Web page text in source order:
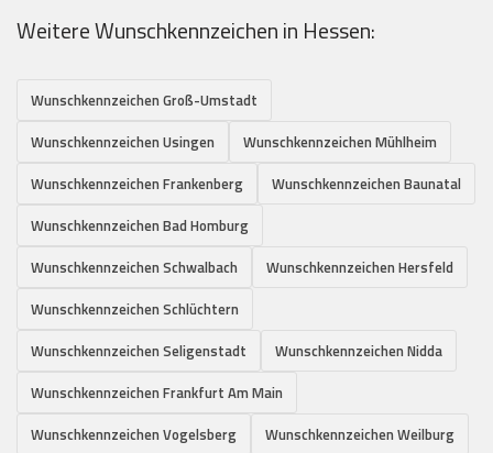
Weitere Wunschkennzeichen in Hessen:
Wunschkennzeichen Groß-Umstadt
Wunschkennzeichen Usingen
Wunschkennzeichen Mühlheim
Wunschkennzeichen Frankenberg
Wunschkennzeichen Baunatal
Wunschkennzeichen Bad Homburg
Wunschkennzeichen Schwalbach
Wunschkennzeichen Hersfeld
Wunschkennzeichen Schlüchtern
Wunschkennzeichen Seligenstadt
Wunschkennzeichen Nidda
Wunschkennzeichen Frankfurt Am Main
Wunschkennzeichen Vogelsberg
Wunschkennzeichen Weilburg